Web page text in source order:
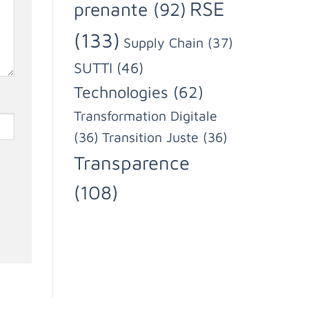
prenante (92) RSE
(133) Supply Chain (37)
SUTTI (46)
Technologies (62)
Transformation Digitale
(36) Transition Juste (36)
Transparence
(108)